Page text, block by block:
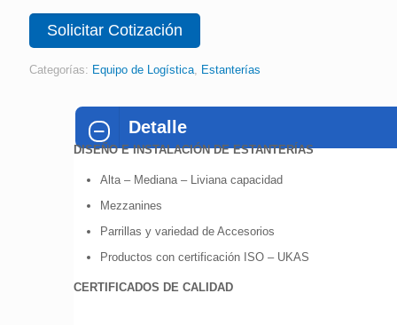
Solicitar Cotización
Categorías: Equipo de Logística, Estanterías
Detalle
DISEÑO E INSTALACIÓN DE ESTANTERÍAS
Alta – Mediana – Liviana capacidad
Mezzanines
Parrillas y variedad de Accesorios
Productos con certificación ISO – UKAS
CERTIFICADOS DE CALIDAD